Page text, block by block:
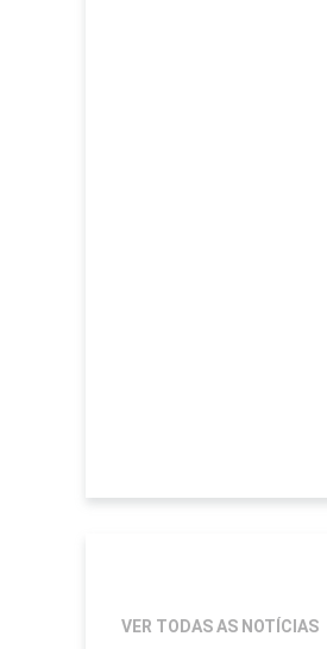
VER TODAS AS NOTÍCIAS